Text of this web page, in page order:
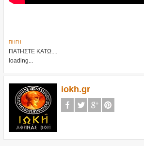
ΠΗΓΗ
ΠΑΤΗΣΤΕ ΚΑΤΩ....
loading...
iokh.gr